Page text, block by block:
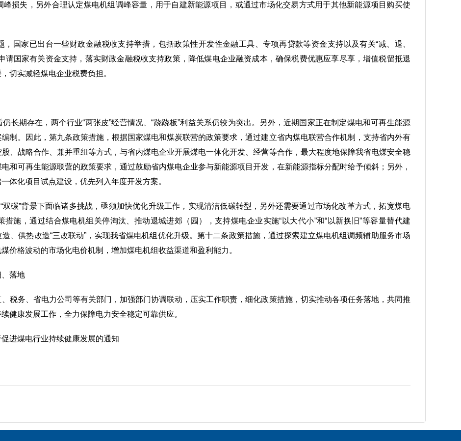
损失，另外合理认定煤电机组调峰容量，用于自建新能源项目，或通过市场化交易方式用于其他新能源项目购买使
国家已出台一些财政金融税收支持举措，包括政策性开发性金融工具、专项再贷款等资金支持以及有关“减、退、
请国家有关资金支持，落实财政金融税收支持政策，降低煤电企业融资成本，确保税费优惠应享尽享，增值税留抵退
切实减轻煤电企业税费负担。
长期存在，两个行业“两张皮”经营情况、“跷跷板”利益关系仍较为突出。另外，近期国家正在制定煤电和可再生能源
制。因此，第九条政策措施，根据国家煤电和煤炭联营的政策要求，通过建立省内煤电联营合作机制，支持省内外有
、战略合作、兼并重组等方式，与省内煤电企业开展煤电一体化开发、经营等合作，最大程度地保障我省电煤安全稳
和可再生能源联营的政策要求，通过鼓励省内煤电企业参与新能源项目开发，在新能源指标分配时给予倾斜；另外，
体化项目试点建设，优先列入年度开发方案。
双碳”背景下面临诸多挑战，亟须加快优化升级工作，实现清洁低碳转型，另外还需要通过市场化改革方式，拓宽煤电
施，通过结合煤电机组关停淘汰、推动退城进郊（园），支持煤电企业实施“以大代小”和“以新换旧”等容量替代建
、供热改造“三改联动”，实现我省煤电机组优化升级。第十二条政策措施，通过探索建立煤电机组调频辅助服务市场
价格波动的市场化电价机制，增加煤电机组收益渠道和盈利能力。
落地
税务、省电力公司等有关部门，加强部门协调联动，压实工作职责，细化政策措施，切实推动各项任务落地，共同推
健康发展工作，全力保障电力安全稳定可靠供应。
进煤电行业持续健康发展的通知